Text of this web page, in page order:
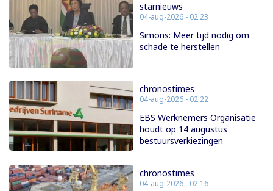
starnieuws
04-aug-2026 - 02:23
Simons: Meer tijd nodig om
schade te herstellen
chronostimes
04-aug-2026 - 02:22
EBS Werknemers Organisatie
houdt op 14 augustus
bestuursverkiezingen
chronostimes
04-aug-2026 - 02:16